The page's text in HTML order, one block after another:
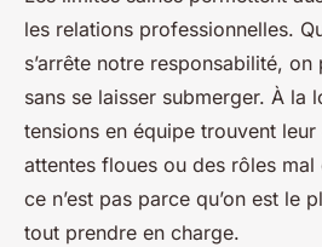
les relations professionnelles.
s’arrête notre responsabilité,
sans se laisser submerger. À la
tensions en équipe trouvent
attentes floues ou des rôles mal
ce n’est pas parce qu’on est le
tout prendre en charge.